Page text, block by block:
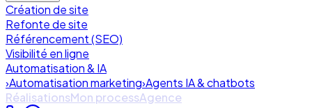
Création de site
Refonte de site
Référencement (SEO)
Visibilité en ligne
Automatisation & IA
›Automatisation marketing›Agents IA & chatbots
RéalisationsMon processAgence